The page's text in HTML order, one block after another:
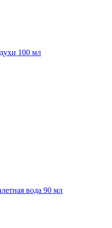
100 мл
вода 90 мл